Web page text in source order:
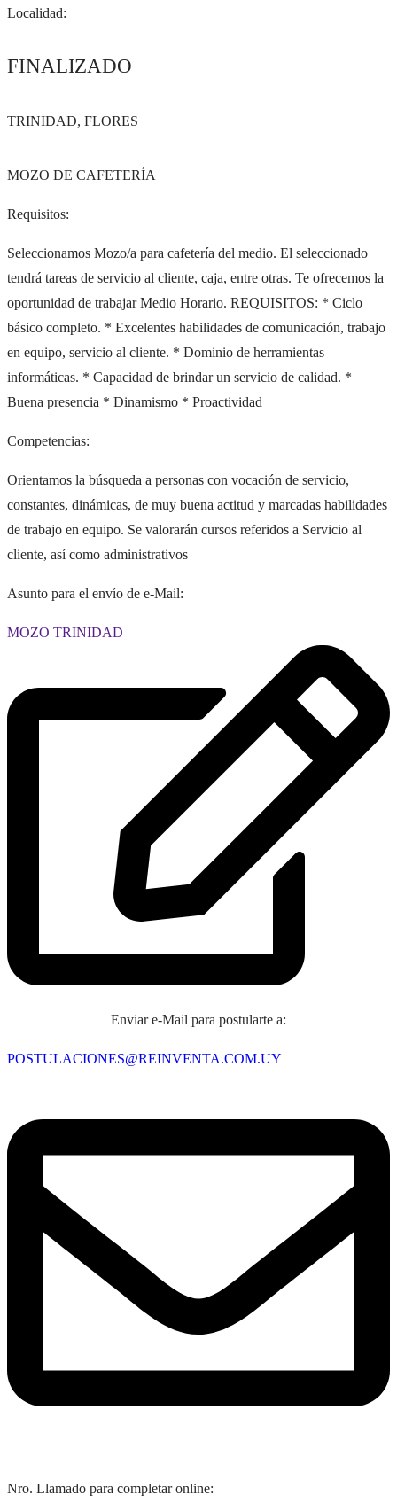
Localidad:
FINALIZADO
TRINIDAD, FLORES
MOZO DE CAFETERÍA
Requisitos:
Seleccionamos Mozo/a para cafetería del medio. El seleccionado
tendrá tareas de servicio al cliente, caja, entre otras. Te ofrecemos la
oportunidad de trabajar Medio Horario. REQUISITOS: * Ciclo
básico completo. * Excelentes habilidades de comunicación, trabajo
en equipo, servicio al cliente. * Dominio de herramientas
informáticas. * Capacidad de brindar un servicio de calidad. *
Buena presencia * Dinamismo * Proactividad
Competencias:
Orientamos la búsqueda a personas con vocación de servicio,
constantes, dinámicas, de muy buena actitud y marcadas habilidades
de trabajo en equipo. Se valorarán cursos referidos a Servicio al
cliente, así como administrativos
Asunto para el envío de e-Mail:
MOZO TRINIDAD
Enviar e-Mail para postularte a:
POSTULACIONES@REINVENTA.COM.UY
Nro. Llamado para completar online: